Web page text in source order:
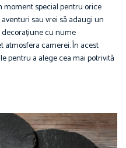
special pentru orice
sau vrei să adaugi un
cu nume
atmosfera camerei. În acest
pentru a alege cea mai potrivită